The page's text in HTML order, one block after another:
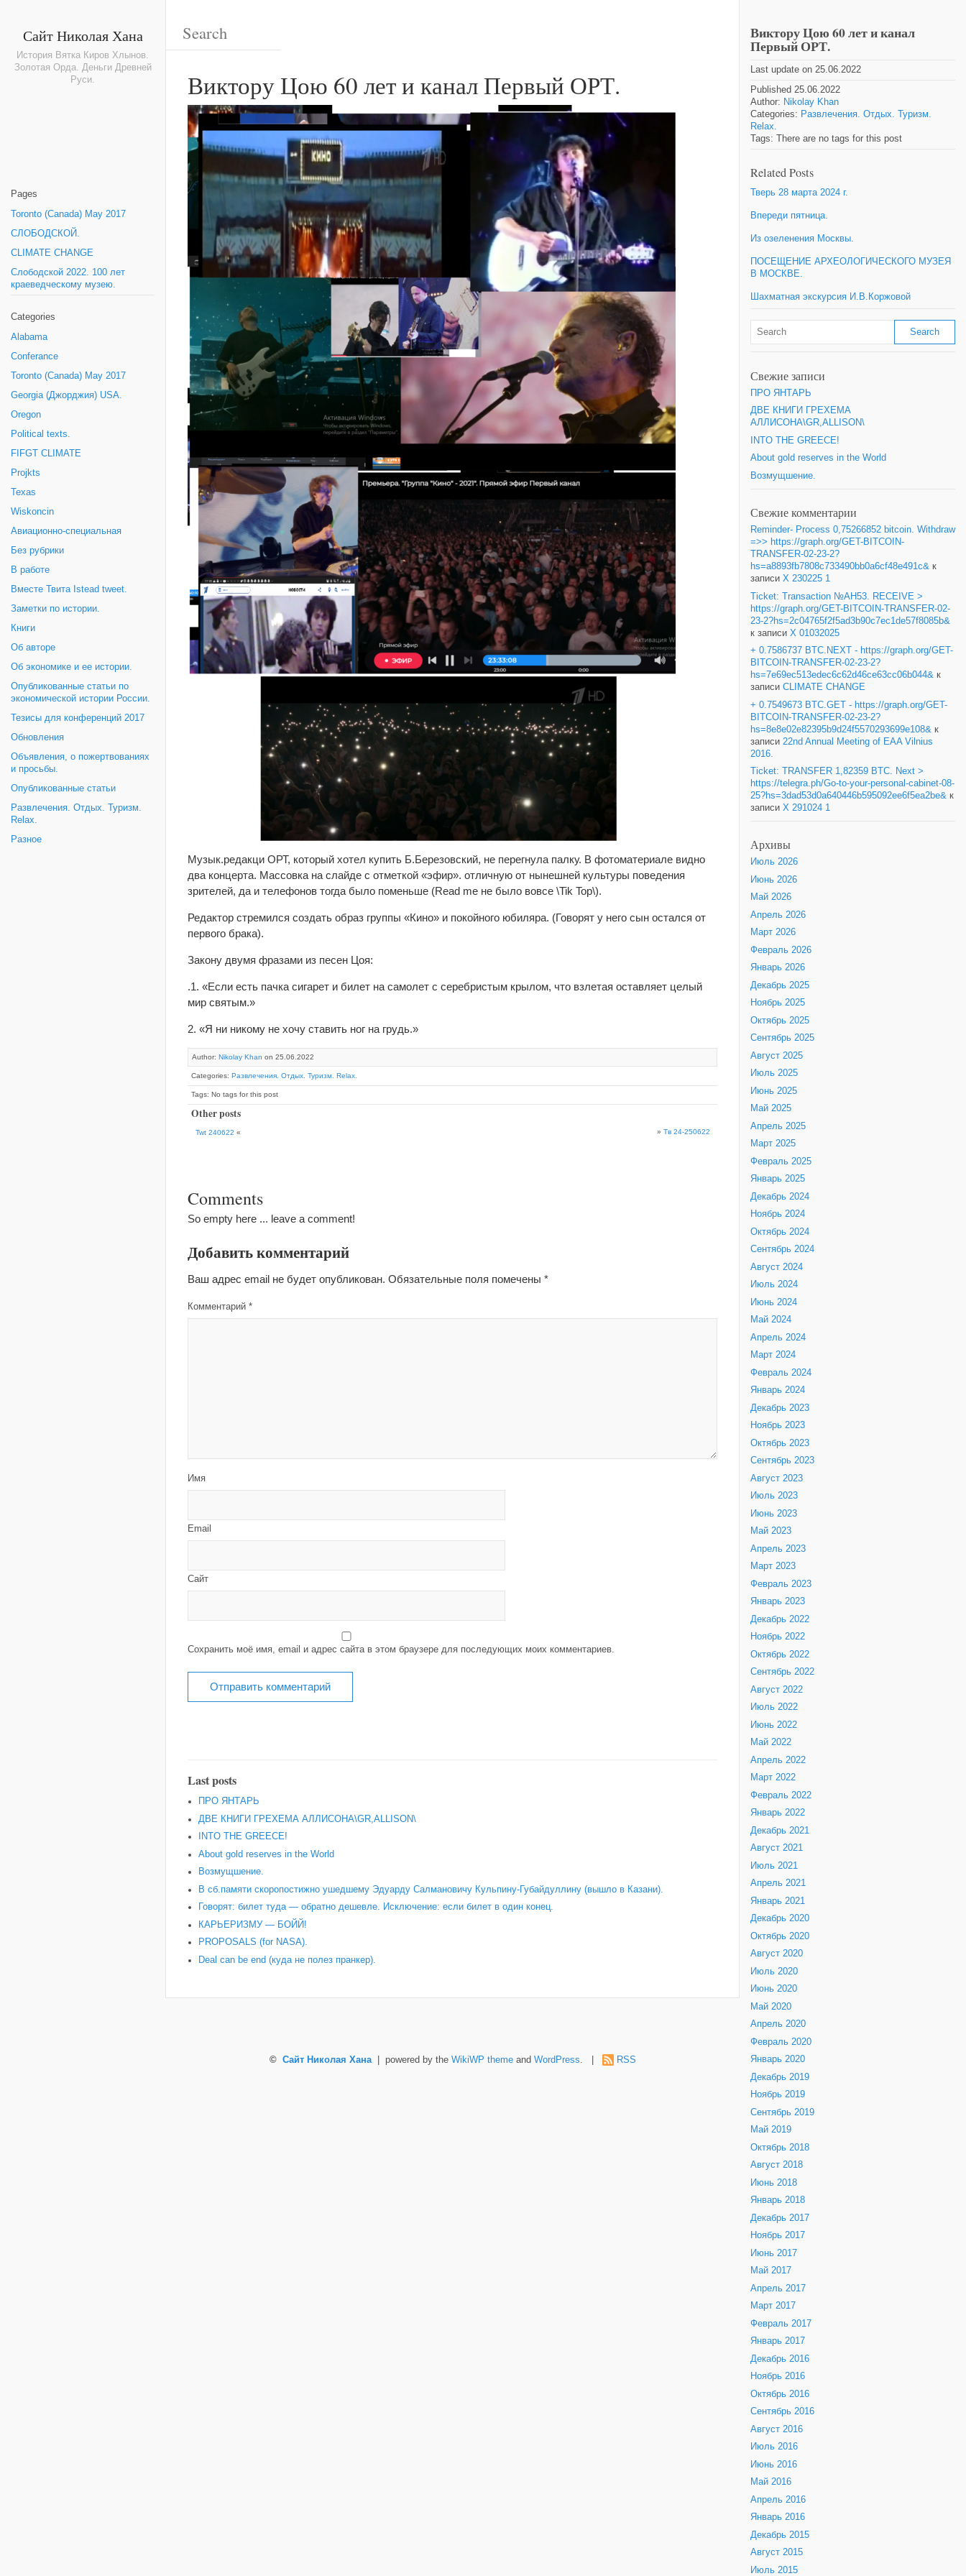
Сайт Николая Хана
История Вятка Киров Хлынов.
Золотая Орда. Деньги Древней
Руси.
Pages
Toronto (Canada) May 2017
СЛОБОДСКОЙ.
CLIMATE CHANGE
Слободской 2022. 100 лет
краеведческому музею.
Categories
Alabama
Conferance
Toronto (Canada) May 2017
Georgia (Джорджия) USA.
Oregon
Political texts.
FIFGT CLIMATE
Projkts
Texas
Wiskoncin
Авиационно-специальная
Без рубрики
В работе
Вместе Твита Istead tweet.
Заметки по истории.
Книги
Об авторе
Об экономике и ее истории.
Опубликованные статьи по
экономической истории России.
Тезисы для конференций 2017
Обновления
Объявления, о пожертвованиях
и просьбы.
Опубликованные статьи
Развлечения. Отдых. Туризм.
Relax.
Разное
Виктору Цою 60 лет и канал Первый ОРТ.
Музык.редакци ОРТ, который хотел купить Б.Березовский, не перегнула палку. В фотоматериале видно
два концерта. Массовка на слайде с отметкой «эфир». отличную от нынешней культуры поведения
зрителей, да и телефонов тогда было поменьше (Read me не было вовсе \Tik Top\).
Редактор стремился создать образ группы «Кино» и покойного юбиляра. (Говорят у него сын остался от
первого брака).
Закону двумя фразами из песен Цоя:
.1. «Если есть пачка сигарет и билет на самолет с серебристым крылом, что взлетая оставляет целый
мир святым.»
2. «Я ни никому не хочу ставить ног на грудь.»
Author: Nikolay Khan on 25.06.2022
Categories: Развлечения. Отдых. Туризм. Relax.
Tags: No tags for this post
Other posts
Twt 240622 « » Тв 24-250622
Comments
So empty here ... leave a comment!
Добавить комментарий
Ваш адрес email не будет опубликован. Обязательные поля помечены *
Комментарий *
Имя
Email
Сайт
Сохранить моё имя, email и адрес сайта в этом браузере для последующих моих комментариев.
Last posts
ПРО ЯНТАРЬ
ДВЕ КНИГИ ГРЕХЕМА АЛЛИСОНА\GR,ALLISON\
INTO THE GREECE!
About gold reserves in the World
Возмущшение.
В сб.памяти скоропостижно ушедшему Эдуарду Салмановичу Кульпину-Губайдуллину (вышло в Казани).
Говорят: билет туда — обратно дешевле. Исключение: если билет в один конец.
КАРЬЕРИЗМУ — БОЙЙ!
PROPOSALS (for NASA).
Deal can be end (куда не полез пранкер).
Виктору Цою 60 лет и канал
Первый ОРТ.
Last update on 25.06.2022
Published 25.06.2022
Author: Nikolay Khan
Categories: Развлечения. Отдых. Туризм.
Relax.
Tags: There are no tags for this post
Related Posts
Тверь 28 марта 2024 г.
Впереди пятница.
Из озеленения Москвы.
ПОСЕЩЕНИЕ АРХЕОЛОГИЧЕСКОГО МУЗЕЯ
В МОСКВЕ.
Шахматная экскурсия И.В.Коржовой
Свежие записи
ПРО ЯНТАРЬ
ДВЕ КНИГИ ГРЕХЕМА
АЛЛИСОНА\GR,ALLISON\
INTO THE GREECE!
About gold reserves in the World
Возмущшение.
Свежие комментарии
Reminder- Process 0,75266852 bitcoin. Withdraw
=>> https://graph.org/GET-BITCOIN-
TRANSFER-02-23-2?
hs=a8893fb7808c733490bb0a6cf48e491c& к
записи X 230225 1
Ticket: Transaction №AH53. RECEIVE >
https://graph.org/GET-BITCOIN-TRANSFER-02-
23-2?hs=2c04765f2f5ad3b90c7ec1de57f8085b&
к записи X 01032025
+ 0.7586737 BTC.NEXT - https://graph.org/GET-
BITCOIN-TRANSFER-02-23-2?
hs=7e69ec513edec6c62d46ce63cc06b044& к
записи CLIMATE CHANGE
+ 0.7549673 BTC.GET - https://graph.org/GET-
BITCOIN-TRANSFER-02-23-2?
hs=8e8e02e82395b9d24f5570293699e108& к
записи 22nd Annual Meeting of EAA Vilnius
2016.
Ticket: TRANSFER 1,82359 BTC. Next >
https://telegra.ph/Go-to-your-personal-cabinet-08-
25?hs=3dad53d0a640446b595092ee6f5ea2be& к
записи X 291024 1
Архивы
Июль 2026
Июнь 2026
Май 2026
Апрель 2026
Март 2026
Февраль 2026
Январь 2026
Декабрь 2025
Ноябрь 2025
Октябрь 2025
Сентябрь 2025
Август 2025
Июль 2025
Июнь 2025
Май 2025
Апрель 2025
Март 2025
Февраль 2025
Январь 2025
Декабрь 2024
Ноябрь 2024
Октябрь 2024
Сентябрь 2024
Август 2024
Июль 2024
Июнь 2024
Май 2024
Апрель 2024
Март 2024
Февраль 2024
Январь 2024
Декабрь 2023
Ноябрь 2023
Октябрь 2023
Сентябрь 2023
Август 2023
Июль 2023
Июнь 2023
Май 2023
Апрель 2023
Март 2023
Февраль 2023
Январь 2023
Декабрь 2022
Ноябрь 2022
Октябрь 2022
Сентябрь 2022
Август 2022
Июль 2022
Июнь 2022
Май 2022
Апрель 2022
Март 2022
Февраль 2022
Январь 2022
Декабрь 2021
Август 2021
Июль 2021
Апрель 2021
Январь 2021
Декабрь 2020
Октябрь 2020
Август 2020
Июль 2020
Июнь 2020
Май 2020
Апрель 2020
Февраль 2020
Январь 2020
Декабрь 2019
Ноябрь 2019
Сентябрь 2019
Май 2019
Октябрь 2018
Август 2018
Июнь 2018
Январь 2018
Декабрь 2017
Ноябрь 2017
Июнь 2017
Май 2017
Апрель 2017
Март 2017
Февраль 2017
Январь 2017
Декабрь 2016
Ноябрь 2016
Октябрь 2016
Сентябрь 2016
Август 2016
Июль 2016
Июнь 2016
Май 2016
Апрель 2016
Январь 2016
Декабрь 2015
Август 2015
Июль 2015
© Сайт Николая Хана| powered by the WikiWP themeand WordPress RSS